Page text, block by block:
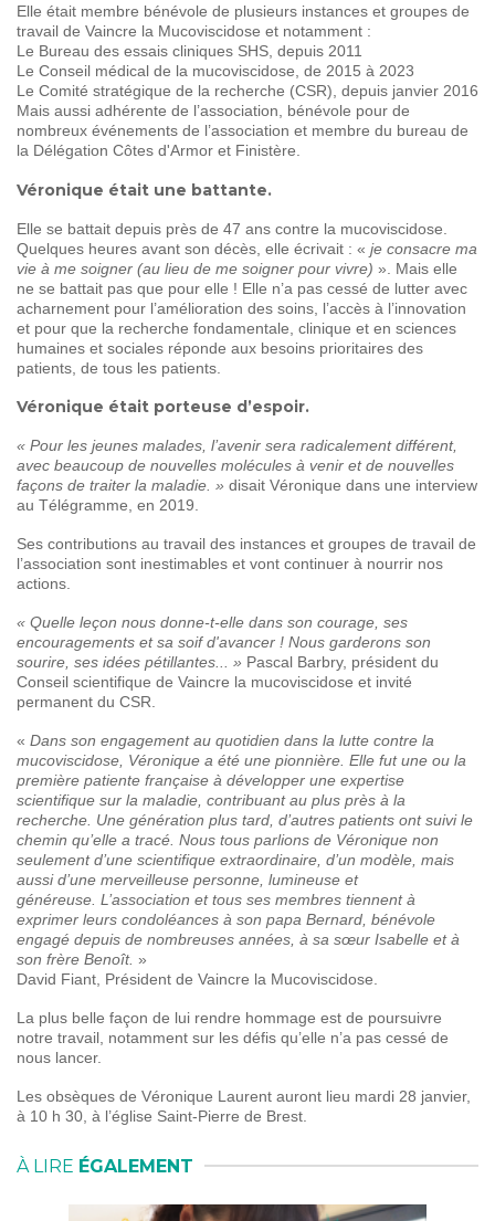
Elle était membre bénévole de plusieurs instances et groupes de
travail de Vaincre la Mucoviscidose et notamment :
Le Bureau des essais cliniques SHS, depuis 2011
Le Conseil médical de la mucoviscidose, de 2015 à 2023
Le Comité stratégique de la recherche (CSR), depuis janvier 2016
Mais aussi adhérente de l’association, bénévole pour de
nombreux événements de l’association et membre du bureau de
la Délégation Côtes d'Armor et Finistère.
Véronique était une battante.
Elle se battait depuis près de 47 ans contre la mucoviscidose.
Quelques heures avant son décès, elle écrivait : « je consacre ma
vie à me soigner (au lieu de me soigner pour vivre) ». Mais elle
ne se battait pas que pour elle ! Elle n’a pas cessé de lutter avec
acharnement pour l’amélioration des soins, l’accès à l’innovation
et pour que la recherche fondamentale, clinique et en sciences
humaines et sociales réponde aux besoins prioritaires des
patients, de tous les patients.
Véronique était porteuse d’espoir.
« Pour les jeunes malades, l’avenir sera radicalement différent,
avec beaucoup de nouvelles molécules à venir et de nouvelles
façons de traiter la maladie. » disait Véronique dans une interview
au Télégramme, en 2019.
Ses contributions au travail des instances et groupes de travail de
l’association sont inestimables et vont continuer à nourrir nos
actions.
« Quelle leçon nous donne-t-elle dans son courage, ses
encouragements et sa soif d'avancer ! Nous garderons son
sourire, ses idées pétillantes... » Pascal Barbry, président du
Conseil scientifique de Vaincre la mucoviscidose et invité
permanent du CSR.
« Dans son engagement au quotidien dans la lutte contre la
mucoviscidose, Véronique a été une pionnière. Elle fut une ou la
première patiente française à développer une expertise
scientifique sur la maladie, contribuant au plus près à la
recherche. Une génération plus tard, d’autres patients ont suivi le
chemin qu’elle a tracé. Nous tous parlions de Véronique non
seulement d’une scientifique extraordinaire, d’un modèle, mais
aussi d’une merveilleuse personne, lumineuse et
généreuse. L’association et tous ses membres tiennent à
exprimer leurs condoléances à son papa Bernard, bénévole
engagé depuis de nombreuses années, à sa sœur Isabelle et à
son frère Benoît. »
David Fiant, Président de Vaincre la Mucoviscidose.
La plus belle façon de lui rendre hommage est de poursuivre
notre travail, notamment sur les défis qu’elle n’a pas cessé de
nous lancer.
Les obsèques de Véronique Laurent auront lieu mardi 28 janvier,
à 10 h 30, à l’église Saint-Pierre de Brest.
À LIRE ÉGALEMENT